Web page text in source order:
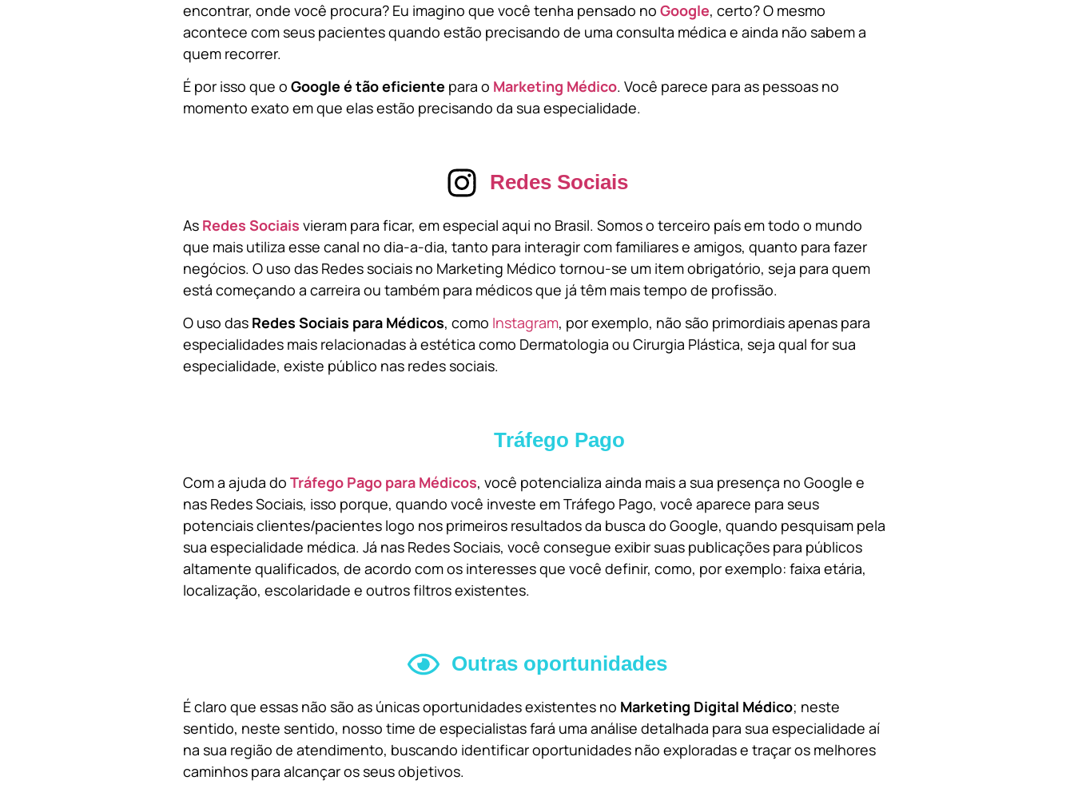
encontrar, onde você procura? Eu imagino que você tenha pensado no Google, certo? O mesmo
acontece com seus pacientes quando estão precisando de uma consulta médica e ainda não sabem a
quem recorrer.
É por isso que o Google é tão eficiente para o Marketing Médico. Você parece para as pessoas no
momento exato em que elas estão precisando da sua especialidade.
Redes Sociais
As Redes Sociais vieram para ficar, em especial aqui no Brasil. Somos o terceiro país em todo o mundo
que mais utiliza esse canal no dia-a-dia, tanto para interagir com familiares e amigos, quanto para fazer
negócios. O uso das Redes sociais no Marketing Médico tornou-se um item obrigatório, seja para quem
está começando a carreira ou também para médicos que já têm mais tempo de profissão.
O uso das Redes Sociais para Médicos, como Instagram, por exemplo, não são primordiais apenas para
especialidades mais relacionadas à estética como Dermatologia ou Cirurgia Plástica, seja qual for sua
especialidade, existe público nas redes sociais.
Tráfego Pago
Com a ajuda do Tráfego Pago para Médicos, você potencializa ainda mais a sua presença no Google e
nas Redes Sociais, isso porque, quando você investe em Tráfego Pago, você aparece para seus
potenciais clientes/pacientes logo nos primeiros resultados da busca do Google, quando pesquisam pela
sua especialidade médica. Já nas Redes Sociais, você consegue exibir suas publicações para públicos
altamente qualificados, de acordo com os interesses que você definir, como, por exemplo: faixa etária,
localização, escolaridade e outros filtros existentes.
Outras oportunidades
É claro que essas não são as únicas oportunidades existentes no Marketing Digital Médico; neste
sentido, neste sentido, nosso time de especialistas fará uma análise detalhada para sua especialidade aí
na sua região de atendimento, buscando identificar oportunidades não exploradas e traçar os melhores
caminhos para alcançar os seus objetivos.